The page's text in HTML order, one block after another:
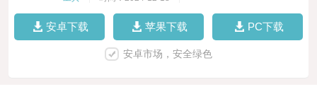
安卓下载 苹果下载 PC下载
安卓市场，安全绿色